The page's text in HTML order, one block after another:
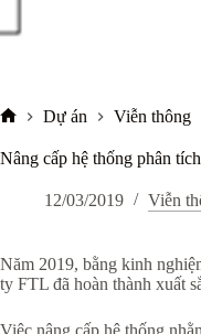
chủ
Dự án Viễn thông
Nâng cấp hệ thống phân
12/03/2019 Viễn
Năm 2019, bằng kinh
ty FTL đã hoàn thành xuất